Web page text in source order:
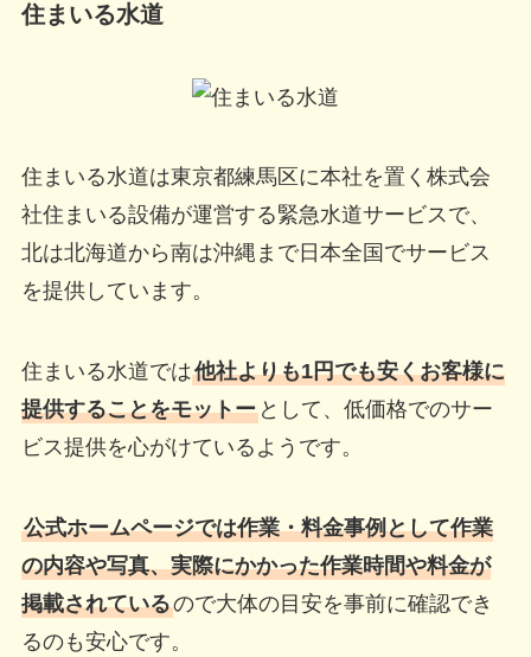
住まいる水道
住まいる水道は東京都練馬区に本社を置く株式会
社住まいる設備が運営する緊急水道サービスで、
北は北海道から南は沖縄まで日本全国でサービス
を提供しています。
住まいる水道では他社よりも1円でも安くお客様に
提供することをモットーとして、低価格でのサー
ビス提供を心がけているようです。
公式ホームページでは作業・料金事例として作業
の内容や写真、実際にかかった作業時間や料金が
掲載されているので大体の目安を事前に確認でき
るのも安心です。